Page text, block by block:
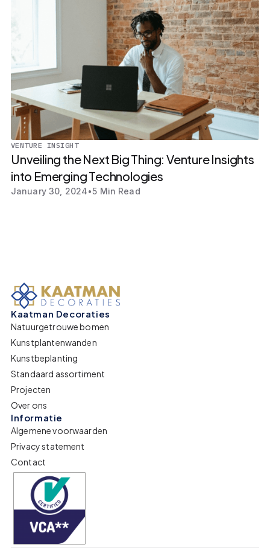
VENTURE INSIGHT
Unveiling the Next Big Thing: Venture Insights
into Emerging Technologies
January 30, 2024•5 Min Read
Kaatman Decoraties
Natuurgetrouwe bomen
Kunstplantenwanden
Kunstbeplanting
Standaard assortiment
Projecten
Over ons
Informatie
Algemene voorwaarden
Privacy statement
Contact